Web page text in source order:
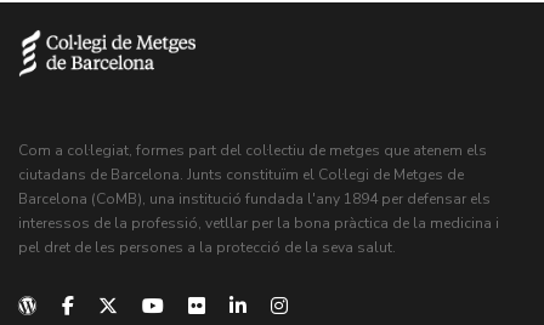
Com a col·legiat, formes part del col·lectiu de metges que atenem els
ciutadans de Barcelona. Junts constituïm el Col·legi de Metges de
Barcelona (CoMB), una institució fundada l'any 1894 per defensar els
interessos de la professió, vetllar per la bona pràctica de la medicina i
pel dret de les persones a la protecció de la seva salut.